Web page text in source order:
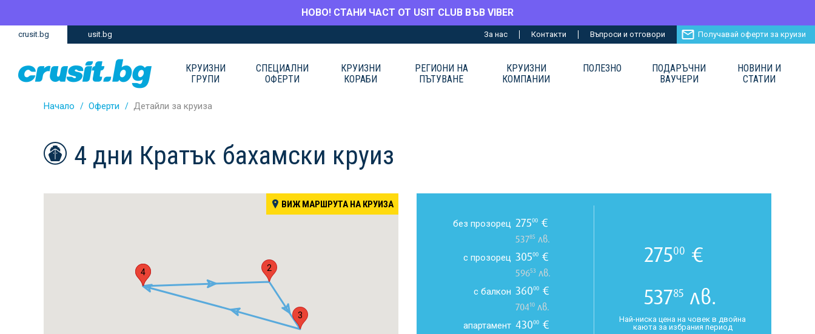
НОВО! СТАНИ ЧАСТ ОТ USIT CLUB ВЪВ VIBER
Премини
съдържание
Премини
crusit.bg usit.bg За нас Контакти Въпроси и отговори Получавай оферти за круизи
КРУИЗНИ
ГРУПИ
СПЕЦИАЛНИ
ОФЕРТИ
КРУИЗНИ
КОРАБИ
РЕГИОНИ НА
ПЪТУВАНЕ
КРУИЗНИ
КОМПАНИИ
ПОЛЕЗНО
ПОДАРЪЧНИ
ВАУЧЕРИ
НОВИНИ И
СТАТИИ
Начало Оферти Детайли за круиза
4 дни Кратък бахамски круиз
1 2
3
4
ВИЖ МАРШРУТА НА КРУИЗА
без прозорец 27500 €
53785 лв.
с прозорец 30500 €
59653 лв.
с балкон 36000 €
70410 лв.
апартамент 43000 €
27500 €
53785 лв.
Най-ниска цена на човек в двойна
каюта за избрания период